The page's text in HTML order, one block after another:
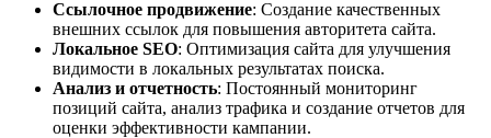
Ссылочное продвижение: Создание качественных
внешних ссылок для повышения авторитета сайта.
Локальное SEO: Оптимизация сайта для улучшения
видимости в локальных результатах поиска.
Анализ и отчетность: Постоянный мониторинг
позиций сайта, анализ трафика и создание отчетов для
оценки эффективности кампании.